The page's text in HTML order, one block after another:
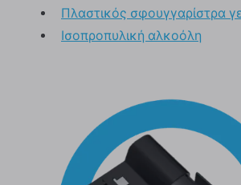
Πλαστικός σφουγγαρίστρα
Ισοπροπυλική αλκοόλη